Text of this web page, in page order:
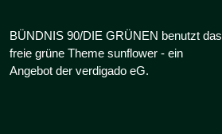
BÜNDNIS 90/DIE GRÜNEN benutzt das
freie grüne Theme sunflower ‐ ein
Angebot der verdigado eG.